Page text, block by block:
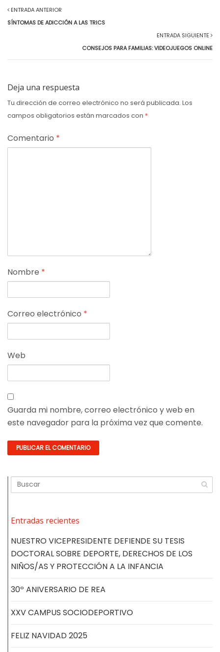
ENTRADA ANTERIOR
SÍNTOMAS DE ADICCIÓN A LAS TRICS
ENTRADA SIGUIENTE
CONSEJOS PARA FAMILIAS: VIDEOJUEGOS ONLINE
Deja una respuesta
Tu dirección de correo electrónico no será publicada. Los
campos obligatorios están marcados con *
Comentario *
Nombre *
Correo electrónico *
Web
Guarda mi nombre, correo electrónico y web en
este navegador para la próxima vez que comente.
Entradas recientes
NUESTRO VICEPRESIDENTE DEFIENDE SU TESIS
DOCTORAL SOBRE DEPORTE, DERECHOS DE LOS
NIÑOS/AS Y PROTECCIÓN A LA INFANCIA
30º ANIVERSARIO DE REA
XXV CAMPUS SOCIODEPORTIVO
FELIZ NAVIDAD 2025